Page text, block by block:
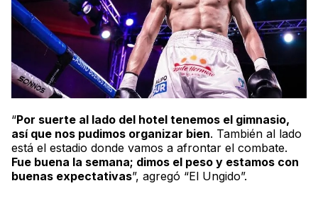
“Por suerte al lado del hotel tenemos el gimnasio,
así que nos pudimos organizar bien. También al lado
está el estadio donde vamos a afrontar el combate.
Fue buena la semana; dimos el peso y estamos con
buenas expectativas”, agregó “El Ungido”.